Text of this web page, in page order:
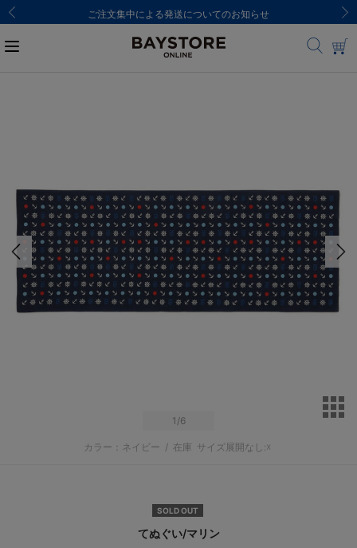
ご注文集中による発送についてのお知らせ
1 /6
カラー：ネイビー / 在庫 サイズ展開なし:☓
SOLD OUT
てぬぐい/マリン